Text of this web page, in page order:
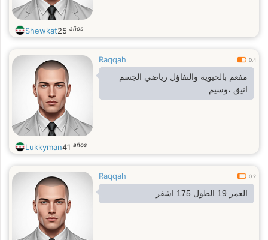
Shewkat25 años
Raqqah 0.4
مفعم بالحيوية والتفاؤل رياضي الجسم
انيق ،وسيم
Lukkyman41 años
Raqqah 0.2
العمر 19 الطول 175 اشقر